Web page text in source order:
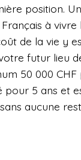
position.
à vivre
de la vie y
futur lieu
50 000
pour 5 ans et
aucune